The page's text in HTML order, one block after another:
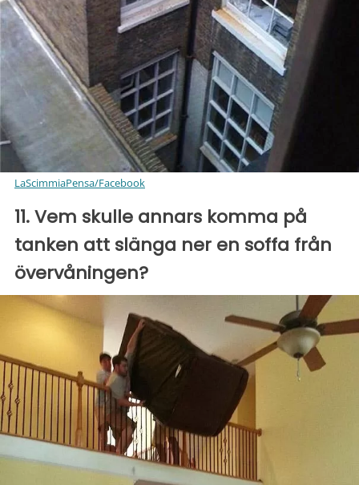
LaScimmiaPensa/Facebook
11. Vem skulle annars komma på
tanken att slänga ner en soffa från
övervåningen?